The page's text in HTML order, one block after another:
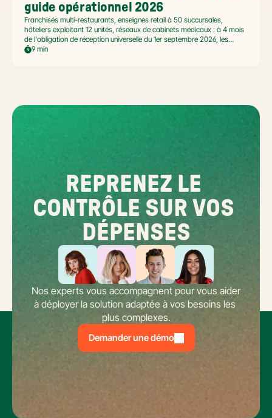
guide opérationnel 2026
Franchisés multi-restaurants, enseignes retail à 50 succursales,
hôteliers exploitant 12 unités, réseaux de cabinets médicaux : à 4 mois
de l'obligation de réception universelle du 1er septembre 2026, les
commerçants multi-établissement ont un défi spécifique. Ce guide
9 min
REPRENEZ LE
CONTRÔLE SUR VOS
DÉPENSES
Nos experts vous accompagnent pour vous aider
à déployer la solution adaptée à vos besoins les
plus complexes.
Demander une démo